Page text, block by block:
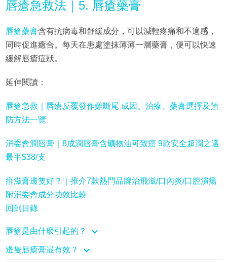
唇瘡急救法｜5. 唇瘡藥膏
唇瘡藥膏含有抗病毒和舒緩成分，可以減輕疼痛和不適感，
同時促進癒合。每天在患處塗抹薄薄一層藥膏，便可以快速
緩解唇瘡症狀。
延伸閱讀：
唇瘡急救｜唇瘡反覆發作難斷尾 成因、治療、藥膏選擇及預
防方法一覽
消委會潤唇膏｜8成潤唇膏含礦物油可致癌 9款安全超潤之選
最平$38/支
痱滋膏邊隻好？｜推介7款熱門品牌治飛滋/口內炎/口腔潰瘍
附消委會成分功效比較
回到目錄
唇瘡是由什麼引起的？
邊隻唇瘡膏最有效？